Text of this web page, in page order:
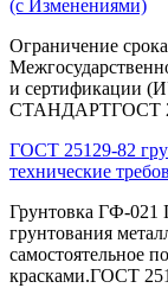
(с Изменениями)
Ограничение
и
СТАНДАРТГОСТ
ГОСТ 25129-82
технические
Грунтовка ГФ-021
грунтования
самостоятельное
красками.ГОСТ